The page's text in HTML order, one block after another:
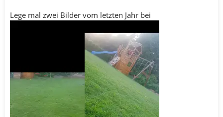
Lege mal zwei Bilder vom letzten Jahr bei